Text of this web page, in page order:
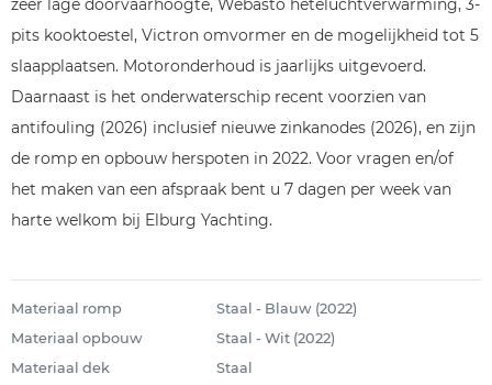
zeer lage doorvaarhoogte, Webasto heteluchtverwarming, 3-
pits kooktoestel, Victron omvormer en de mogelijkheid tot 5
slaapplaatsen. Motoronderhoud is jaarlijks uitgevoerd.
Daarnaast is het onderwaterschip recent voorzien van
antifouling (2026) inclusief nieuwe zinkanodes (2026), en zijn
de romp en opbouw herspoten in 2022. Voor vragen en/of
het maken van een afspraak bent u 7 dagen per week van
harte welkom bij Elburg Yachting.
Materiaal romp
Staal - Blauw (2022)
Materiaal opbouw
Staal - Wit (2022)
Materiaal dek
Staal